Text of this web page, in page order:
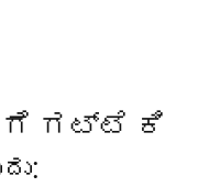
ಗಟ್ಟೆ ಕಿ